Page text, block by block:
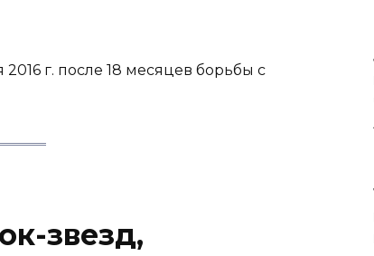
г. после 18 месяцев борьбы с
звезд,